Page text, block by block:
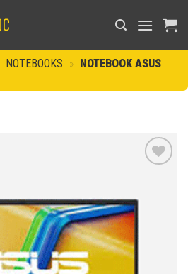
NOTEBOOKS » NOTEBOOK ASUS